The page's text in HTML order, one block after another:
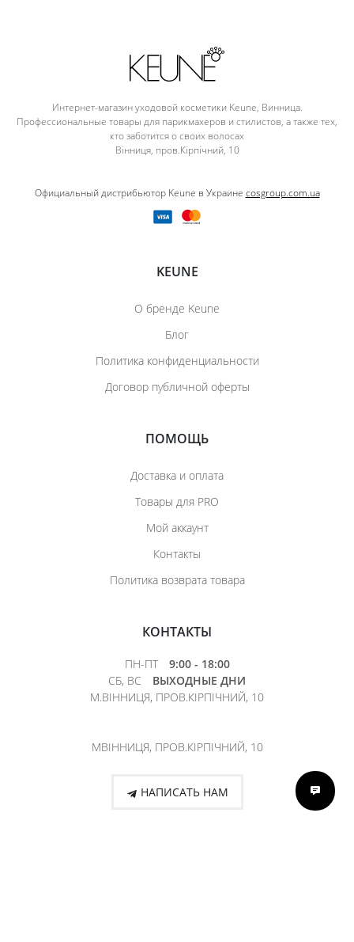
Интернет-магазин уходовой косметики Keune, Винница.
Профессиональные товары для парикмахеров и стилистов, а также тех,
кто заботится о своих волосах
Вінниця, пров.Кірпічний, 10
Официальный дистрибьютор Keune в Украине cosgroup.com.ua
KEUNE
О бренде Keune
Блог
Политика конфиденциальности
Договор публичной оферты
ПОМОЩЬ
Доставка и оплата
Товары для PRO
Мой аккаунт
Контакты
Политика возврата товара
КОНТАКТЫ
ПН-ПТ
9:00 - 18:00
СБ, ВС
ВЫХОДНЫЕ ДНИ
М.ВІННИЦЯ, ПРОВ.КІРПІЧНИЙ, 10
МВІННИЦЯ, ПРОВ.КІРПІЧНИЙ, 10
НАПИСАТЬ НАМ